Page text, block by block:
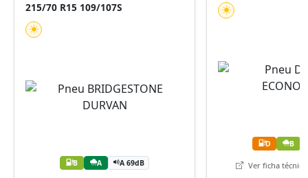
215/70 R15 109/107S
B A A 69dB
D B
Ver ficha técnica